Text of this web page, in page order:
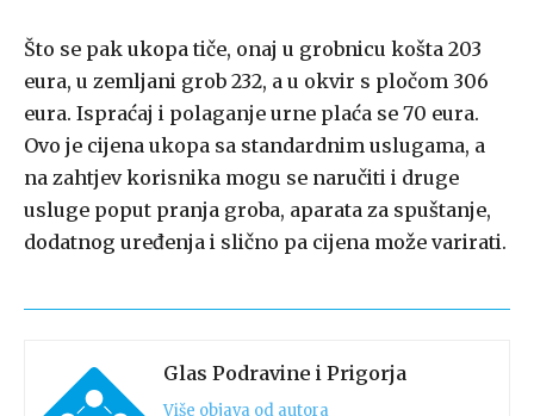
Što se pak ukopa tiče, onaj u grobnicu košta 203
eura, u zemljani grob 232, a u okvir s pločom 306
eura. Ispraćaj i polaganje urne plaća se 70 eura.
Ovo je cijena ukopa sa standardnim uslugama, a
na zahtjev korisnika mogu se naručiti i druge
usluge poput pranja groba, aparata za spuštanje,
dodatnog uređenja i slično pa cijena može varirati.
Glas Podravine i Prigorja
Više objava od autora